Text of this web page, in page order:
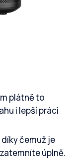
plátně to
i lepší práci
díky čemuž je
úplně.